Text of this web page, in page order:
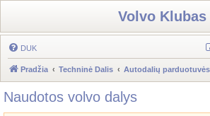
Volvo Klubas
DUK
Pradžia Techninė Dalis Autodalių
Naudotos volvo dalys